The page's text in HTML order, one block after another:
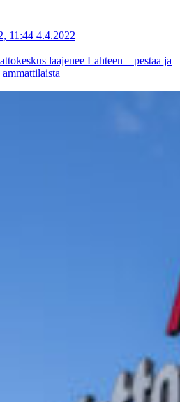
11:44 4.4.2022
laajenee Lahteen – pestaa ja